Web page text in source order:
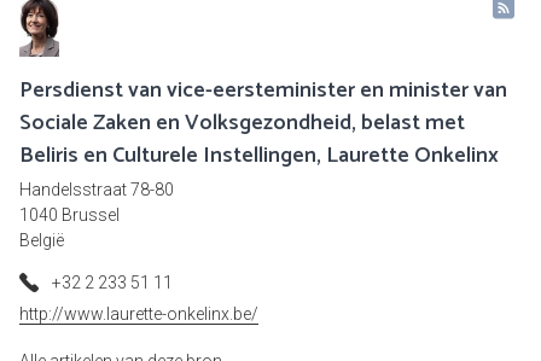
Persdienst van vice-eersteminister en minister van
Sociale Zaken en Volksgezondheid, belast met
Beliris en Culturele Instellingen, Laurette Onkelinx
Handelsstraat 78-80
1040 Brussel
België
+32 2 233 51 11
http://www.laurette-onkelinx.be/